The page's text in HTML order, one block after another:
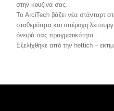
στην κουζίνα σας.
Το ArciTech βάζει νέα στάνταρτ
σταθερότητα και υπέροχη
όνειρά σας πραγματικότητα .
Εξελίχθηκε από την hettich –